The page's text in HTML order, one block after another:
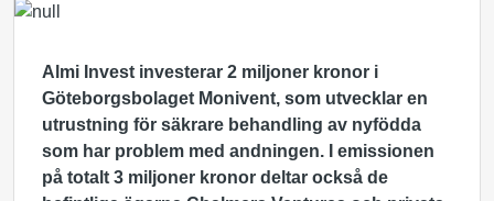
Almi Invest investerar 2 miljoner kronor i
Göteborgsbolaget Monivent, som utvecklar en
utrustning för säkrare behandling av nyfödda
som har problem med andningen. I emissionen
på totalt 3 miljoner kronor deltar också de